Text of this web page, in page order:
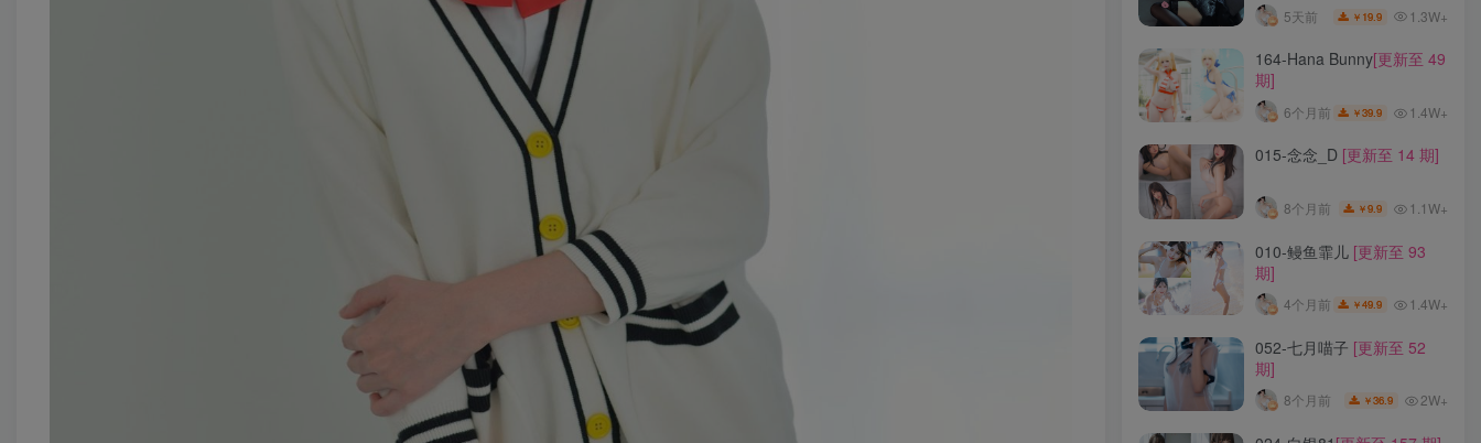
5天前 ￥ 19.9 1.3W+
164-Hana Bunny[更新至 49
期]
6个月前 ￥39.9 1.4W+
015-念念_D [更新至 14 期]
8个月前 ￥9.9 1.1W+
010-鳗鱼霏儿 [更新至 93
期]
4个月前 ￥49.9 1.4W+
052-七月喵子 [更新至 52
期]
8个月前 ￥36.9 2W+